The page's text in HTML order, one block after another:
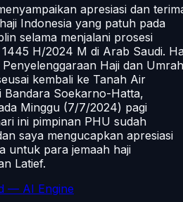
apresiasi dan
Indonesia yang patuh pada
selama menjalani prosesi
H/2024 M di Arab Saudi.
Haji dan Umrah
kembali ke Tanah Air
Bandara Soekarno-Hatta,
Minggu (7/7/2024) pagi
ini pimpinan PHU sudah
saya mengucapkan apresiasi
untuk para jemaah haji
Latief.
— AI Engine